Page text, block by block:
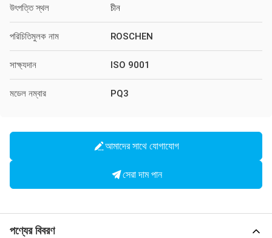
উৎপত্তি স্থল চীন
পরিচিতিমুলক নাম ROSCHEN
সাক্ষ্যদান ISO 9001
মডেল নম্বার PQ3
আমাদের সাথে যোগাযোগ
সেরা দাম পান
পণ্যের বিবরণ